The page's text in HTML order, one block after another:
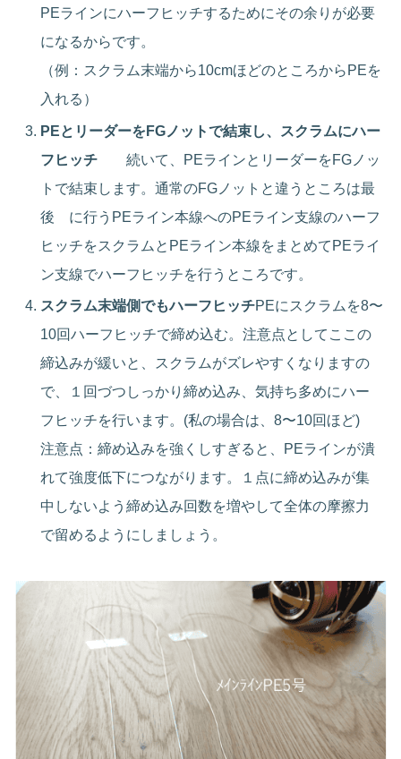
PEラインにハーフヒッチするためにその余りが必要
になるからです。
（例：スクラム末端から10cmほどのところからPEを
入れる）
PEとリーダーをFGノットで結束し、スクラムにハー
フヒッチ 続いて、PEラインとリーダーをFGノッ
トで結束します。通常のFGノットと違うところは最
後 に行うPEライン本線へのPEライン支線のハーフ
ヒッチをスクラムとPEライン本線をまとめてPEライ
ン支線でハーフヒッチを行うところです。
スクラム末端側でもハーフヒッチPEにスクラムを8〜
10回ハーフヒッチで締め込む。注意点としてここの
締込みが緩いと、スクラムがズレやすくなりますの
で、１回づつしっかり締め込み、気持ち多めにハー
フヒッチを行います。(私の場合は、8〜10回ほど)
注意点：締め込みを強くしすぎると、PEラインが潰
れて強度低下につながります。１点に締め込みが集
中しないよう締め込み回数を増やして全体の摩擦力
で留めるようにしましょう。